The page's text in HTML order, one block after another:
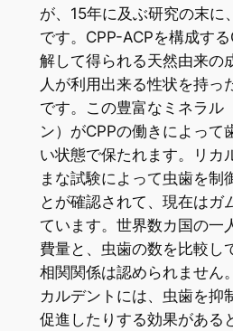
が、15年に及ぶ研究の末に
です。CPP-ACPを構成す
解して得られる天然由来の
人が利用出来る性状を持っ
です。この豊富なミネラル
ン）がCPPの働きによって
い状態で保たれます。リカ
まな試験によって虫歯を制
とが確認されて、現在はガ
ています。世界数カ国の一
費量と、虫歯の数を比較し
相関関係は認められません
カルデントには、虫歯を抑
促進したりする効果がある